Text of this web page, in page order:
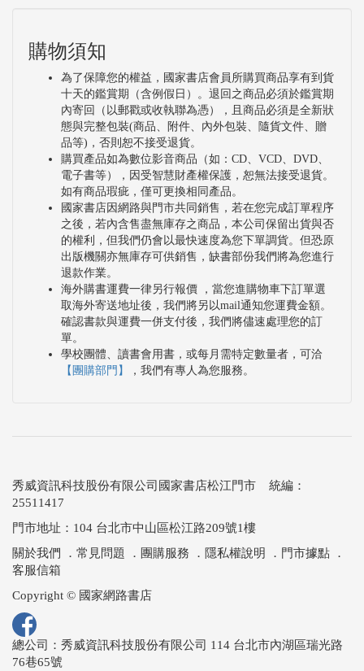
購物須知
為了保障您的權益，國家書店會員所購買商品享有到貨
十天的鑑賞期（含例假日）。退回之商品必須於鑑賞期
內寄回（以郵戳或收執聯為憑），且商品必須是全新狀
態與完整包裝(商品、附件、內外包裝、隨貨文件、贈
品等)，否則恕不接受退貨。
購買產品如為數位影音商品（如：CD、VCD、DVD、
電子書等），因受智慧財產權保護，恕無法接受退貨。
如有商品瑕疵，僅可更換相同產品。
國家書店因網路與門市共同銷售，若在您完成訂單程序
之後，若內含售盡無庫存之商品，本公司保留出貨與否
的權利，但我們仍會以最快速度為您下單調貨。但恐原
出版機關亦無庫存可供銷售，缺書部份我們將為您進行
退款作業。
海外購書運費一律另行報價 ，當您進購物車下訂單選
取海外寄送地址後，我們將另以mail通知您運費金額。
確認書款與運費一併支付後，我們將儘速處理您的訂
單。
學校團體、讀書會用書，或每月需特定數量者，可洽
【團購部門】
，我們有專人為您服務。
秀威資訊科技股份有限公司國家書店松江門市 統編：
25511417
門市地址：104 台北市中山區松江路209號1樓
關於我們
． 常見問題 ． 團購服務 ． 隱私權說明 ． 門市據點 ．
客服信箱
Copyright © 國家網路書店
總公司：秀威資訊科技股份有限公司 114 台北市內湖區瑞光路
76巷65號